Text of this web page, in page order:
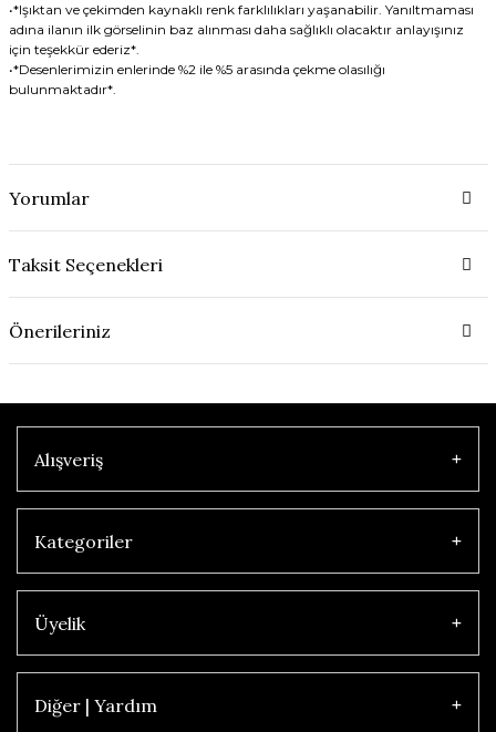
•*Işıktan ve çekimden kaynaklı renk farklılıkları yaşanabilir. Yanıltmaması
adına ilanın ilk görselinin baz alınması daha sağlıklı olacaktır anlayışınız
için teşekkür ederiz*.
•*Desenlerimizin enlerinde %2 ile %5 arasında çekme olasılığı
bulunmaktadır*.
Yorumlar
Taksit Seçenekleri
Önerileriniz
Alışveriş
Kategoriler
Üyelik
Diğer | Yardım